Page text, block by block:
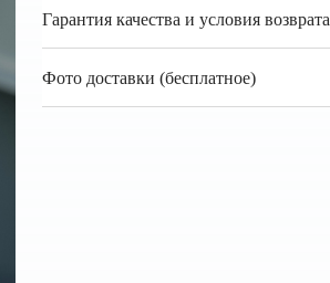
Гарантия качества и условия возврата
Фото доставки (бесплатное)